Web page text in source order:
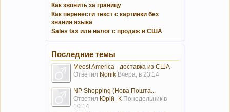
Как звонить за границу
Как перевести текст с картинки без
знания языка
Sales tax или налог с продаж в США
Последние темы
Meest America - доставка из США
Ответил Nonik Вчера, в 23:14
NP Shopping (Нова Пошта...
Ответил Юрій_К Понедельник в
10:14